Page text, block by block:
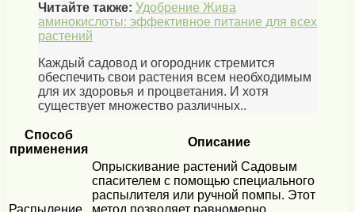
Читайте также: Удобрение Жива
аминокислоты: эффективное питание для всех
растений
Каждый садовод и огородник стремится
обеспечить свои растения всем необходимым
для их здоровья и процветания. И хотя
существует множество различных..
Способ
применения
Описание
Опрыскивание растений Садовым
спасителем с помощью специального
распылителя или ручной помпы. Этот